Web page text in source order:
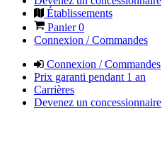
Établissements
Panier0
Connexion / Commandes
Connexion / Commandes
Prix garanti pendant 1 an
Carrières
Devenez un concessionnaire